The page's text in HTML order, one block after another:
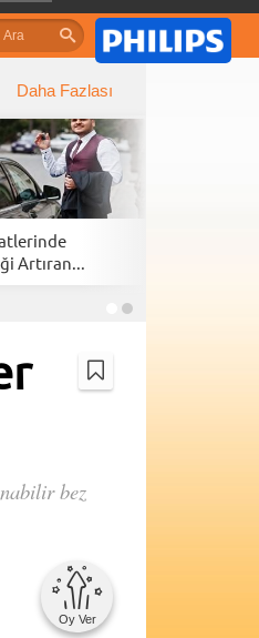
Daha Fazlası
Artıran...
bez
Oy Ver